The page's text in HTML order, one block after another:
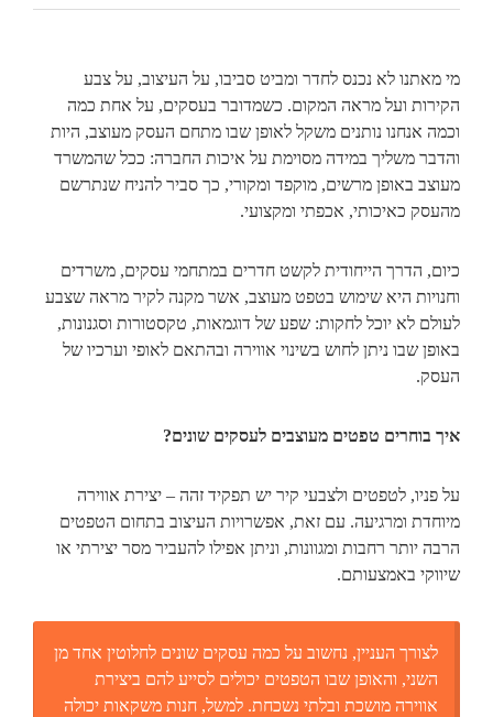
מי מאתנו לא נכנס לחדר ומביט סביבו, על העיצוב, על צבע
הקירות ועל מראה המקום. כשמדובר בעסקים, על אחת כמה
וכמה אנחנו נותנים משקל לאופן שבו מתחם העסק מעוצב, היות
והדבר משליך במידה מסוימת על איכות החברה: ככל שהמשרד
מעוצב באופן מרשים, מוקפד ומקורי, כך סביר להניח שנתרשם
מהעסק כאיכותי, אכפתי ומקצועי.
כיום, הדרך הייחודית לקשט חדרים במתחמי עסקים, משרדים
וחנויות היא שימוש בטפט מעוצב, אשר מקנה לקיר מראה שצבע
לעולם לא יוכל לחקות: שפע של דוגמאות, טקסטורות וסגנונות,
באופן שבו ניתן לחוש בשינוי אווירה ובהתאם לאופי וערכיו של
העסק.
איך בוחרים טפטים מעוצבים לעסקים שונים?
על פניו, לטפטים ולצבעי קיר יש תפקיד זהה – יצירת אווירה
מיוחדת ומרגיעה. עם זאת, אפשרויות העיצוב בתחום הטפטים
הרבה יותר רחבות ומגוונות, וניתן אפילו להעביר מסר יצירתי או
שיווקי באמצעותם.
לצורך העניין, נחשוב על כמה עסקים שונים לחלוטין אחד מן
השני, והאופן שבו הטפטים יכולים לסייע להם ביצירת
אווירה מושכת ובלתי נשכחת. למשל, חנות משקאות יכולה